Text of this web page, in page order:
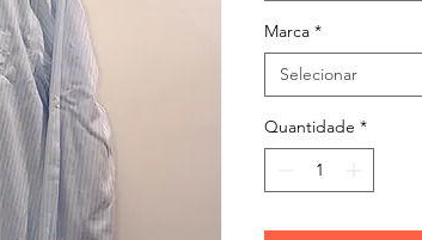
Marca *
Selecionar
Quantidade *